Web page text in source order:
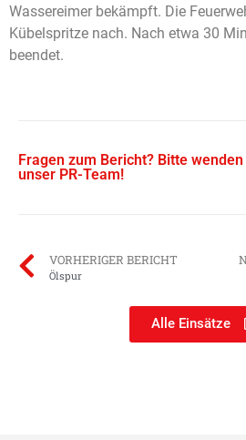
Wassereimer bekämpft. Die
Kübelspritze nach. Nach etwa 30
beendet.
Fragen zum Bericht? Bitte
unser PR-Team!
VORHERIGER BERICHT
Ölspur
Alle Einsätze